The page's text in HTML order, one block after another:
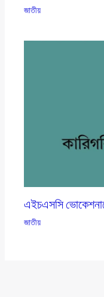
জাতীয়
এইচএসসি
জাতীয়